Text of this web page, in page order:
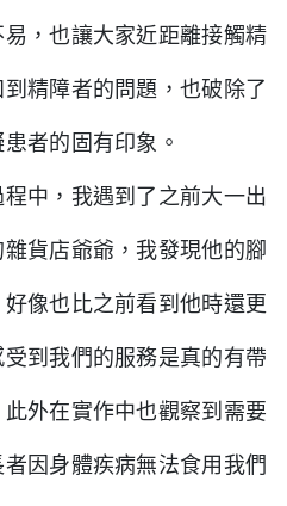
易，也讓大家近距離接觸精
精障者的問題，也破除了
者的固有印象。
中，我遇到了之前大一出
貨店爺爺，我發現他的腳
像也比之前看到他時還更
到我們的服務是真的有帶
外在實作中也觀察到需要
因身體疾病無法食用我們